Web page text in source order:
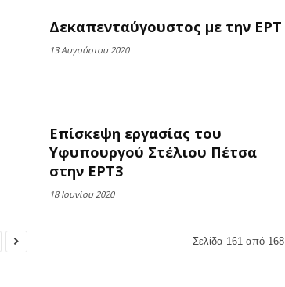
Δεκαπενταύγουστος με την ΕΡΤ
13 Αυγούστου 2020
Επίσκεψη εργασίας του
Υφυπουργού Στέλιου Πέτσα
στην ΕΡΤ3
18 Ιουνίου 2020
Σελίδα 161 από 168